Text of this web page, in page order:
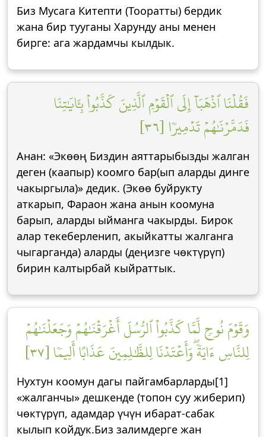
Биз Мусага Китепти (Тооратты) бердик
жана бир тууганы Харунду аны менен
бирге: ага жардамчы кылдык.
فَقُلۡنَا ٱذۡهَبَآ إِلَى ٱلۡقَوۡمِ ٱلَّذِينَ كَذَّبُواْ بِـَٔايَٰتِنَا
فَدَمَّرۡنَٰهُمۡ تَدۡمِيرٗا [٣٦]
Анан: «Экөөң Биздин аяттарыбызды жалган
деген (каапыр) коомго бар(ып аларды динге
чакыргыла)» дедик. (Экөө буйрукту
аткарып, Фараон жана анын коомуна
барып, аларды ыйманга чакырды. Бирок
алар текеберленип, акыйкатты жалганга
чыгарганда) аларды (деңизге чөктүрүп)
бирин калтырбай кыйраттык.
وَقَوۡمَ نُوحٖ لَّمَّا كَذَّبُواْ ٱلرُّسُلَ أَغۡرَقۡنَٰهُمۡ وَجَعَلۡنَٰهُمۡ
لِلنَّاسِ ءَايَةٗۖ وَأَعۡتَدۡنَا لِلظَّٰلِمِينَ عَذَابًا أَلِيمٗا [٣٧]
Нухтун коомун дагы пайгамбарларды[1]
«жалганчы» дешкенде (топон суу жиберип)
чөктүрүп, адамдар үчүн ибарат-сабак
кылып койдук.Биз залимдерге жан